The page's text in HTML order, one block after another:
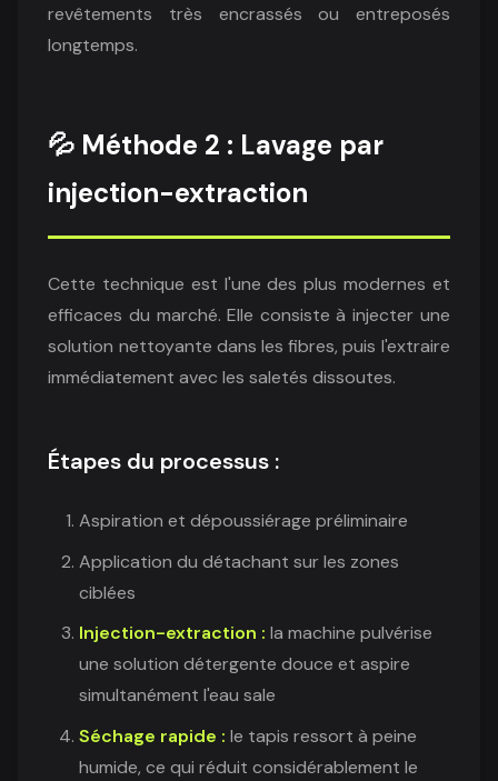
revêtements très encrassés ou entreposés
longtemps.
💦 Méthode 2 : Lavage par
injection-extraction
Cette technique est l'une des plus modernes et
efficaces du marché. Elle consiste à injecter une
solution nettoyante dans les fibres, puis l'extraire
immédiatement avec les saletés dissoutes.
Étapes du processus :
Aspiration et dépoussiérage préliminaire
Application du détachant sur les zones
ciblées
Injection-extraction : la machine pulvérise
une solution détergente douce et aspire
simultanément l'eau sale
Séchage rapide : le tapis ressort à peine
humide, ce qui réduit considérablement le